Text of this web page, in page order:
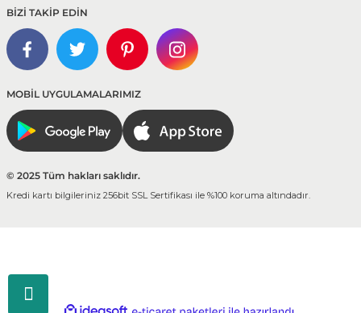
BİZİ TAKİP EDİN
MOBİL UYGULAMALARIMIZ
© 2025 Tüm hakları saklıdır.
Kredi kartı bilgileriniz 256bit SSL Sertifikası ile %100 koruma altındadır.
ideasoft